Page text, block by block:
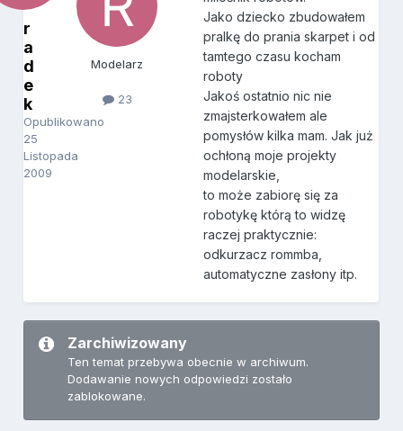
r
a
d
e
k
Opublikowano
25
Listopada
2009
Modelarz
23
Jako dziecko zbudowałem
pralkę do prania skarpet i od
tamtego czasu kocham
roboty
Jakoś ostatnio nic nie
zmajsterkowałem ale
pomysłów kilka mam. Jak już
ochłoną moje projekty
modelarskie,
to może zabiorę się za
robotykę którą to widzę
raczej praktycznie:
odkurzacz rommba,
automatyczne zasłony itp.
Zarchiwizowany
Ten temat przebywa obecnie w archiwum.
Dodawanie nowych odpowiedzi zostało
zablokowane.